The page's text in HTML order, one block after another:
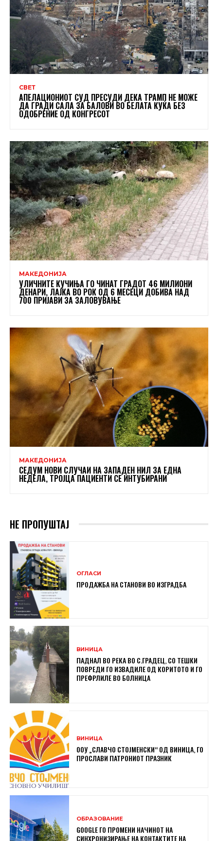
СВЕТ
АПЕЛАЦИОНИОТ СУД ПРЕСУДИ ДЕКА ТРАМП НЕ МОЖЕ
ДА ГРАДИ САЛА ЗА БАЛОВИ ВО БЕЛАТА КУЌА БЕЗ
ОДОБРЕНИЕ ОД КОНГРЕСОТ
МАКЕДОНИЈА
УЛИЧНИТЕ КУЧИЊА ГО ЧИНАТ ГРАДОТ 46 МИЛИОНИ
ДЕНАРИ, ЛАЈКА ВО РОК ОД 6 МЕСЕЦИ ДОБИВА НАД
700 ПРИЈАВИ ЗА ЗАЛОВУВАЊЕ
МАКЕДОНИЈА
СЕДУМ НОВИ СЛУЧАИ НА ЗАПАДЕН НИЛ ЗА ЕДНА
НЕДЕЛА, ТРОЈЦА ПАЦИЕНТИ СЕ ИНТУБИРАНИ
НЕ ПРОПУШТАЈ
ОГЛАСИ
ПРОДАЖБА НА СТАНОВИ ВО ИЗГРАДБА
ВИНИЦА
ПАДНАЛ ВО РЕКА ВО С.ГРАДЕЦ, СО ТЕШКИ
ПОВРЕДИ ГО ИЗВАДИЛЕ ОД КОРИТОТО И ГО
ПРЕФРЛИЛЕ ВО БОЛНИЦА
ВИНИЦА
ООУ „СЛАВЧО СТОЈМЕНСКИ“ ОД ВИНИЦА, ГО
ПРОСЛАВИ ПАТРОНИОТ ПРАЗНИК
ОБРАЗОВАНИЕ
GOOGLE ГО ПРОМЕНИ НАЧИНОТ НА
СИНХРОНИЗИРАЊЕ НА КОНТАКТИТЕ НА